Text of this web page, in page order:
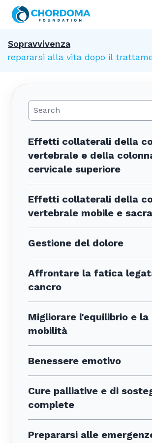
Skip to Main Content
Sopravvivenza
Prepararsi alla vita dopo il
Effetti collaterali della
vertebrale e della
cervicale superiore
Effetti collaterali della
vertebrale mobile e
Gestione del dolore
Affrontare la fatica
cancro
Migliorare l'equilibrio e la
mobilità
Benessere emotivo
Cure palliative e di
complete
Prepararsi alle